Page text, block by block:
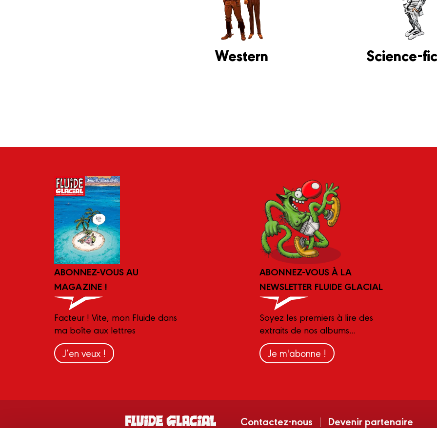
Western Science-
ABONNEZ-VOUS AU
MAGAZINE !
Facteur ! Vite, mon Fluide dans
ma boîte aux lettres
J’en veux !
ABONNEZ-VOUS À LA
NEWSLETTER FLUIDE GLACIAL
Soyez les premiers à lire des
extraits de nos albums...
Je m'abonne !
Contactez-nous Devenir partenaire